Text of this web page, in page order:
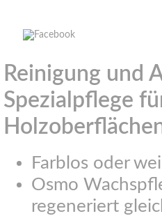
Reinigung und
Spezialpflege
Farblos oder
Osmo
regeneriert